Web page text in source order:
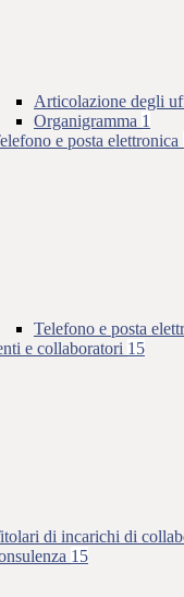
Articolazione degli
Organigramma 1
e posta elettronica
Telefono e posta
e collaboratori 15
di incarichi di
15